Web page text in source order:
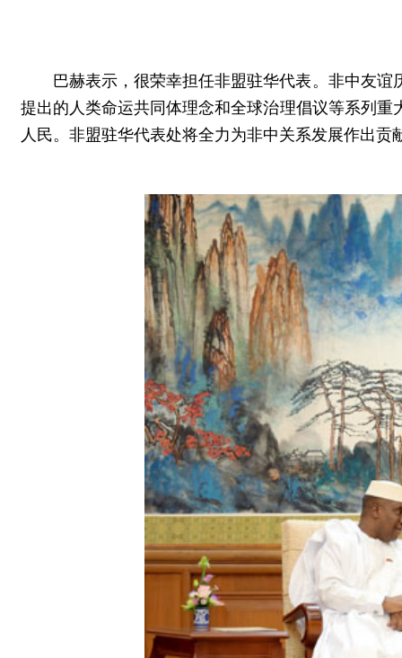
巴赫表示，很荣幸担任非盟驻华代表。非中友
提出的人类命运共同体理念和全球治理倡议等系列
人民。非盟驻华代表处将全力为非中关系发展作出贡